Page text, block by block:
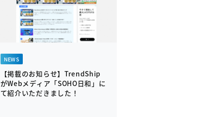
NEWS
【掲載のお知らせ】TrendShip
がWebメディア「SOHO日和」に
て紹介いただきました！